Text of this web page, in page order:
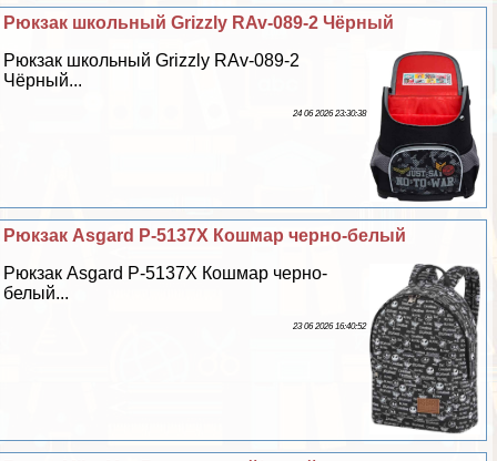
Рюкзак школьный Grizzly RAv-089-2 Чёрный
Рюкзак школьный Grizzly RAv-089-2
Чёрный...
24 06 2026 23:30:38
Рюкзак Asgard Р-5137Х Кошмар черно-белый
Рюкзак Asgard Р-5137Х Кошмар черно-
белый...
23 06 2026 16:40:52